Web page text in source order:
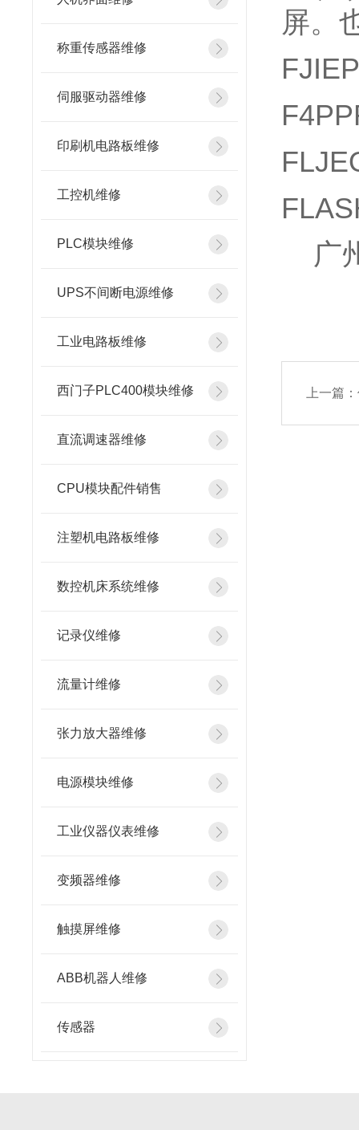
称重传感器维修
伺服驱动器维修
印刷机电路板维修
工控机维修
PLC模块维修
UPS不间断电源维修
工业电路板维修
西门子PLC400模块维修
直流调速器维修
CPU模块配件销售
注塑机电路板维修
数控机床系统维修
记录仪维修
流量计维修
张力放大器维修
电源模块维修
工业仪器仪表维修
变频器维修
触摸屏维修
ABB机器人维修
传感器
屏。
广
上一篇：